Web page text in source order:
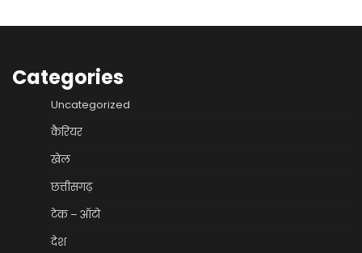
Categories
Uncategorized
कैरियर
खेल
छत्तीसगढ़
टेक – ऑटो
देश